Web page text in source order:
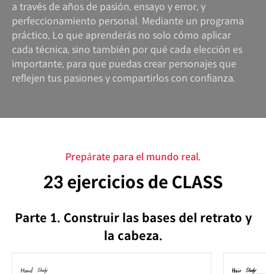
a través de años de pasión, ensayo y error, y
perfeccionamiento personal. Mediante un programa
práctico, Lo que aprenderás no solo cómo aplicar
cada técnica, sino también por qué cada elección es
importante, para que puedas crear personajes que
reflejen tus pasiones y compartirlos con confianza.
Prepárate para el mundo real.
23 ejercicios de CLASS
Parte 1. Construir las bases del retrato y
la cabeza.